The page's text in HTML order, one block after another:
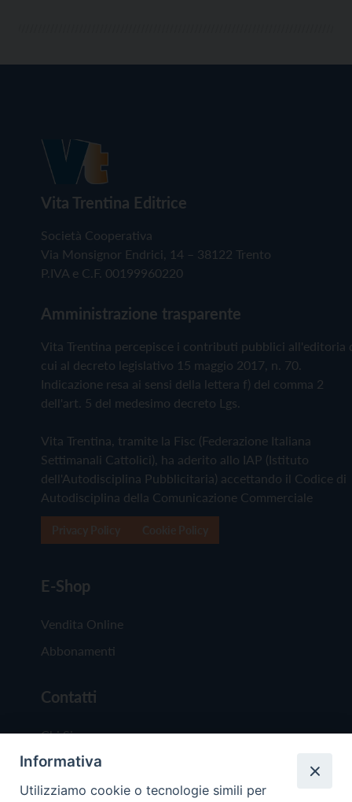
Vita Trentina Editrice
Società Cooperativa
Via Monsignor Endrici, 14 – 38122 Trento
P.IVA e C.F. 00199960220
Amministrazione trasparente
Vita Trentina percepisce i contributi pubblici all'editoria
cui al decreto legislativo 15 maggio 2017, n. 70.
Indicazione resa ai sensi della lettera f) del comma 2
dell'art. 5 del medesimo decreto Lgs.
Vita Trentina, tramite la Fisc (Federazione Italiana
Settimanali Cattolici), ha aderito allo IAP (Istituto
dell'Autodisciplina Pubblicitaria) accettando il Codice di
Autodisciplina della Comunicazione Commerciale
E-Shop
Vendita Online
Abbonamenti
Contatti
Chi Siamo
Redazione
Scrivici
Informativa
Utilizziamo cookie o tecnologie simili per